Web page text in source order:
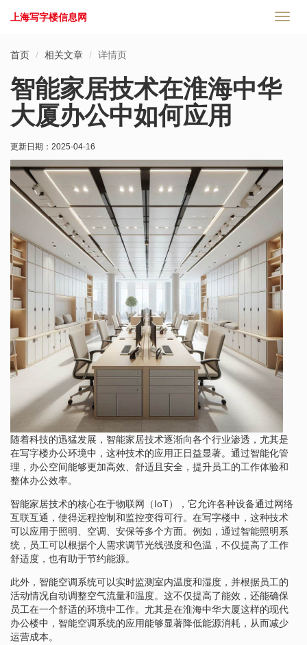
切
上海写字楼信息网
首页 相关文章 详情页
智能家居技术在淮海中华
大厦办公中如何应用
更新日期： 2025-04-16
随着科技的迅猛发展，智能家居技术逐渐向各个行业渗透，尤其是
在写字楼办公环境中，这种技术的应用正日益显著。通过智能化管
理，办公空间能够更加高效、舒适且安全，提升员工的工作体验和
整体办公效率。
智能家居技术的核心在于物联网（IoT），它允许各种设备通过网络
互联互通，使得远程控制和监控变得可行。在写字楼中，这种技术
可以应用于照明、空调、安保等多个方面。例如，通过智能照明系
统，员工可以根据个人需求调节光线强度和色温，不仅提高了工作
舒适度，也有助于节约能源。
此外，智能空调系统可以实时监测室内温度和湿度，并根据员工的
活动情况自动调整空气流量和温度。这不仅提高了能效，还能确保
员工在一个舒适的环境中工作。尤其是在淮海中华大厦这样的现代
办公楼中，智能空调系统的应用能够显著降低能源消耗，从而减少
运营成本。